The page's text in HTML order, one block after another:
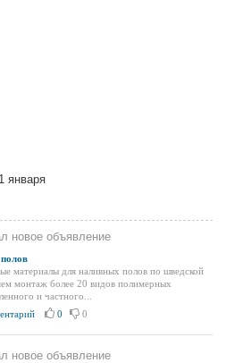
1 января
новое объявление
материалы для наливных полов по шведской
монтаж более 20 видов полимерных
и частного...
0 0
новое объявление